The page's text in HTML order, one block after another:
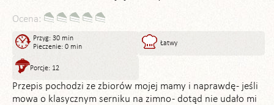
Ocena:
Przyg: 30 min
Pieczenie: 0 min
Łatwy
Porcje: 12
Przepis pochodzi ze zbiorów mojej mamy i naprawdę - jeśli
mowa o klasycznym serniku na zimno - dotąd nie udało mi